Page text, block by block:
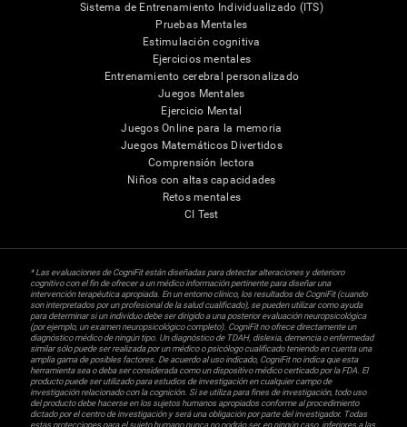
Sistema de Entrenamiento Individualizado (ITS)
Pruebas Mentales
Estimulación cognitiva
Ejercicios mentales
Entrenamiento cerebral personalizado
Juegos Mentales
Ejercicio Mental
Juegos Online para la memoria
Juegos Matemáticos Divertidos
Comprensión lectora
Niños con altas capacidades
Retos mentales
CI Test
* Las evaluaciones de CogniFit están diseñadas para detectar alteraciones y deterioro
cognitivo con el fin de ofrecer a un médico información pertinente para diseñar una
intervención terapéutica apropiada. En un entorno clínico, los resultados de CogniFit (cuando
son interpretados por un profesional de la salud cualificado), se pueden utilizar como ayuda
para determinar si un individuo debe ser dirigido a una posterior evaluación neuropsicológica
(por ejemplo, un examen neuropsicológico completo). CogniFit no ofrece directamente un
diagnóstico médico de ningún tipo. Un diagnóstico de TDAH, dislexia, demencia o enfermedad
similar sólo puede ser realizada por un médico o psicólogo cualificado teniendo en cuenta una
amplia gama de posibles factores. De acuerdo al uso indicado, CogniFit no indica que esta
herramienta sea o deba ser considerada como un dispositivo médico certicado por la FDA. El
producto puede ser utilizado para estudios de investigación en cualquier campo de
investigación relacionado con la cognición. Si se utiliza para fines de investigación, todo uso
del producto debe hacerse en los sujetos humanos apropiados conforme al procedimiento
dictado por el centro de investigación y será una obligación por parte del investigador. Todas
estas protecciones para el sujeto humano nunca no podrán ser, en ningún caso, inferiores a las